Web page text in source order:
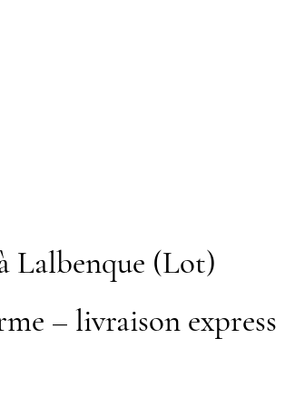
Lalbenque (Lot)
– livraison express